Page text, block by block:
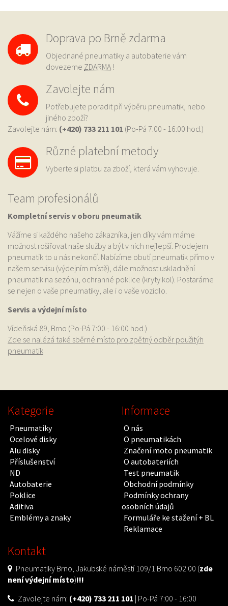
Doprava po Brně zdarma
Objednané pneumatiky a autobaterie vám
dovezeme ZDARMA !
Zavolejte nám
Potřebujete poradit při výběru pneumatik, nebo
jiného zboží?
Zavolejte nám: (+420) 733 211 101 (Po-Pá 7:00 - 16:00 hod.)
Různé platební metody
Vyberte si platbu za zboží, která vám vyhovuje.
Team profesionálů
Kompletní servis v oboru pneumatik
Vážíme si každého našeho zákazníka, jen díky vám máme
možnost rošiřovat naše služby a být v nich nejlepší. Prodejem
pneumatik to u nás nekončí. Nabízíme obutí pneumatik přímo v
našem servisu (výdejním místě), dále možnost uskladnění
pneumatik na sezónu, ochranné poklice (kryty kol). Postaráme
se nejen o vaše pneumatiky, ale i o vaše vozidlo.
Servis a výdejní místo
Vídeňská 89, Brno (Po-Pá 7:00 - 16:00 hod.)
Zde se nalézá také sběrné místo pro zpětný odběr použitýh
pneumatik
Kategorie
Pneumatiky
Ocelové disky
Alu disky
Příslušenství
ND
Autobaterie
Poklice
Aditiva
Emblémy a znaky
Informace
O nás
O pneumatikách
Značení moto pneumatik
O autobateriích
Test pneumatik
Obchodní podmínky
Podmínky ochrany
osobních údajů
Formuláře ke stažení + BL
Reklamace
Kontakt
Pneumatiky Brno, Jakubské náměstí 109/1 Brno 602 00 (zde
není výdejní místo)!!!
Zavolejte nám: (+420) 733 211 101 | Po-Pá 7:00 - 16:00